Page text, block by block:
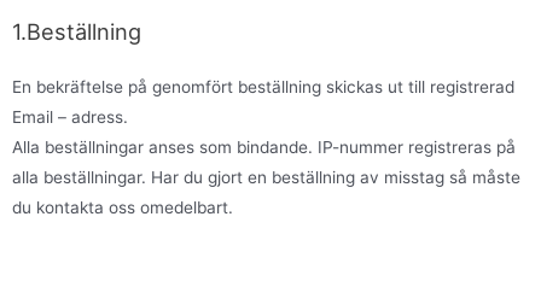
1.Beställning
En bekräftelse på genomfört beställning skickas ut till registrerad
Email – adress.
Alla beställningar anses som bindande. IP-nummer registreras på
alla beställningar. Har du gjort en beställning av misstag så måste
du kontakta oss omedelbart.